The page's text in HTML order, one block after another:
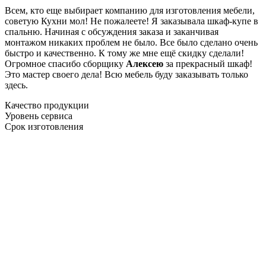
Всем, кто еще выбирает компанию для изготовления мебели,
советую Кухни мол! Не пожалеете! Я заказывала шкаф-купе в
спальню. Начиная с обсуждения заказа и заканчивая
монтажом никаких проблем не было. Все было сделано очень
быстро и качественно. К тому же мне ещё скидку сделали!
Огромное спасибо сборщику Алексею за прекрасный шкаф!
Это мастер своего дела! Всю мебель буду заказывать только
здесь.
Качество продукции
Уровень сервиса
Срок изготовления